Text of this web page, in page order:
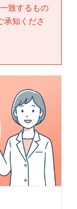
致するもの
承知くださ